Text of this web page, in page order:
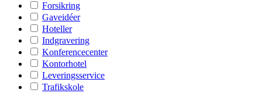
Forsikring
Gaveidéer
Hoteller
Indgravering
Konferencecenter
Kontorhotel
Leveringsservice
Trafikskole